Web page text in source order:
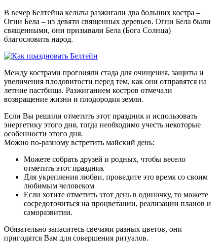
В вечер Белтейна кельты разжигали два больших костра –
Огни Бела – из девяти священных деревьев. Огни Бела были
священными, они призывали Бела (Бога Солнца)
благословить народ.
Между кострами прогоняли стада для очищения, защиты и
увеличения плодовитости перед тем, как они отправятся на
летние пастбища. Разжиганием костров отмечали
возвращение жизни и плодородия земли.
Если Вы решили отметить этот праздник и использовать
энергетику этого дня, тогда необходимо учесть некоторые
особенности этого дня.
Можно по-разному встретить майский день:
Можете собрать друзей и родных, чтобы весело
отметить этот праздник
Для укрепления любви, проведите это время со своим
любимым человеком
Если хотите отметить этот день в одиночку, то можете
сосредоточиться на процветании, реализации планов и
саморазвитии.
Обязательно запаситесь свечами разных цветов, они
пригодятся Вам для совершения ритуалов.